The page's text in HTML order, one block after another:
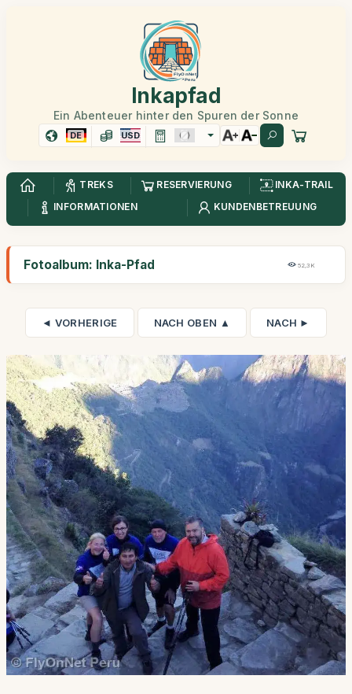
Inkapfad
Ein Abenteuer hinter den Spuren der Sonne
DE USD
TREKS RESERVIERUNG
INKA-TRAIL
INFORMATIONEN
KUNDENBETREUUNG
Fotoalbum: Inka-Pfad 52,3K
◄ VORHERIGE NACH OBEN ▲ NACH ►